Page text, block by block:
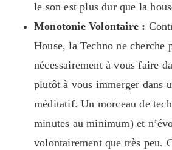
le son est plus dur que la
Monotonie Volontaire :
House, la Techno ne cherche
nécessairement à vous faire
plutôt à vous immerger dans
méditatif. Un morceau de
minutes au minimum) et
volontairement que très peu.